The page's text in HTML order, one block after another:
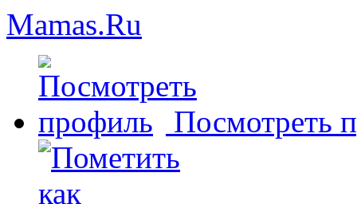
Mamas.Ru
Посмотреть